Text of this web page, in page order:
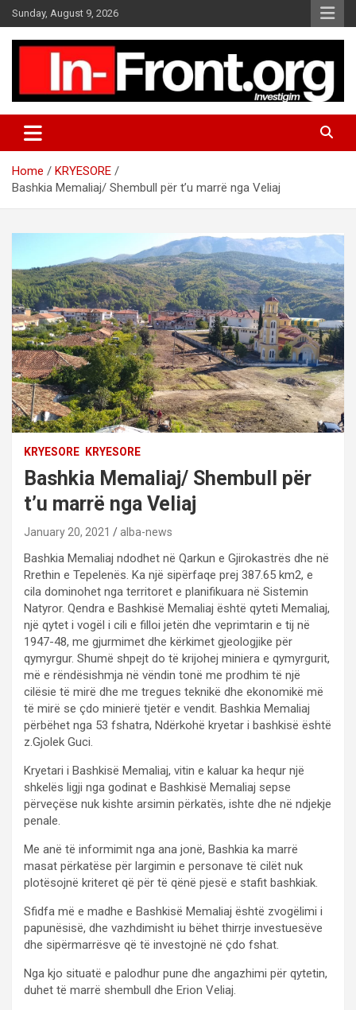
k
t
Sunday, August 9, 2026
Home
KRYESORE
Bashkia Memaliaj/ Shembull për t’u marrë nga Veliaj
KRYESORE KRYESORE
Bashkia Memaliaj/ Shembull për
t’u marrë nga Veliaj
January 20, 2021 alba-news
Bashkia Memaliaj ndodhet në Qarkun e Gjirokastrës dhe në
Rrethin e Tepelenës. Ka një sipërfaqe prej 387.65 km2, e
cila dominohet nga territoret e planifikuara në Sistemin
Natyror. Qendra e Bashkisë Memaliaj është qyteti Memaliaj,
një qytet i vogël i cili e filloi jetën dhe veprimtarin e tij në
1947-48, me gjurmimet dhe kërkimet gjeologjike për
qymyrgur. Shumë shpejt do të krijohej miniera e qymyrgurit,
më e rëndësishmja në vëndin tonë me prodhim të një
cilësie të mirë dhe me tregues teknikë dhe ekonomikë më
të mirë se çdo minierë tjetër e vendit. Bashkia Memaliaj
përbëhet nga 53 fshatra, Ndërkohë kryetar i bashkisë është
z.Gjolek Guci.
Kryetari i Bashkisë Memaliaj, vitin e kaluar ka hequr një
shkelës ligji nga godinat e Bashkisë Memaliaj sepse
përveçëse nuk kishte arsimin përkatës, ishte dhe në ndjekje
penale.
Me anë të informimit nga ana jonë, Bashkia ka marrë
masat përkatëse për largimin e personave të cilët nuk
plotësojnë kriteret që për të qënë pjesë e stafit bashkiak.
Sfidfa më e madhe e Bashkisë Memaliaj është zvogëlimi i
papunësisë, dhe vazhdimisht iu bëhet thirrje investuesëve
dhe sipërmarrësve që të investojnë në çdo fshat.
Nga kjo situatë e palodhur pune dhe angazhimi për qytetin,
duhet të marrë shembull dhe Erion Veliaj.